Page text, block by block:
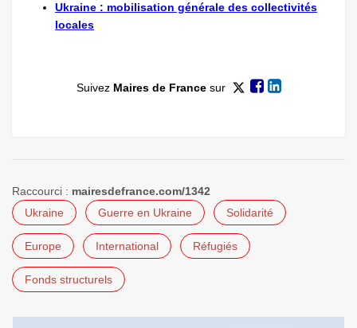
Ukraine : mobilisation générale des collectivités
locales
Suivez Maires de Francesur
Raccourci : mairesdefrance.com/1342
Ukraine
Guerre en Ukraine Solidarité
Europe International Réfugiés
Fonds structurels